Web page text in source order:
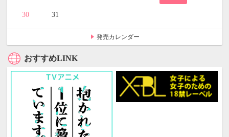
30 31
発売カレンダー
おすすめLINK